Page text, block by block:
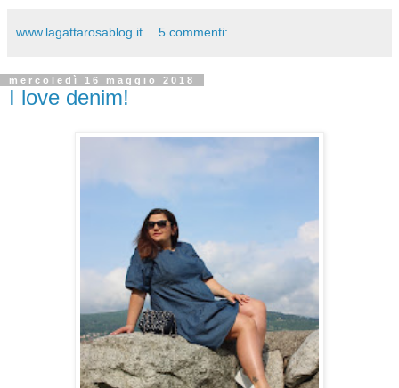
www.lagattarosablog.it 5 commenti:
mercoledì 16 maggio 2018
I love denim!